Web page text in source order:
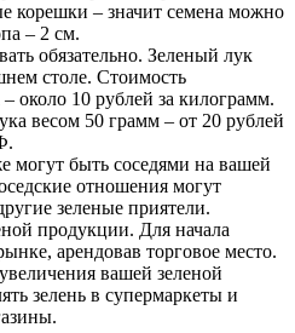
корешки – значит семена можно
– 2 см.
обязательно. Зеленый лук
столе. Стоимость
около 10 рублей за килограмм.
весом 50 грамм – от 20 рублей
могут быть соседями на вашей
отношения могут
зеленые приятели.
продукции. Для начала
арендовав торговое место.
вашей зеленой
зелень в супермаркеты и